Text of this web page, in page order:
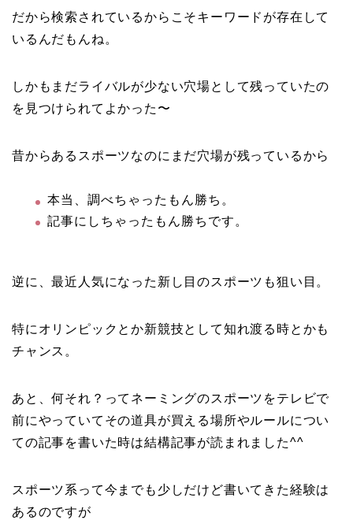
だから検索されているからこそキーワードが存在して
いるんだもんね。
しかもまだライバルが少ない穴場として残っていたの
を見つけられてよかった〜
昔からあるスポーツなのにまだ穴場が残っているから
本当、調べちゃったもん勝ち。
記事にしちゃったもん勝ちです。
逆に、最近人気になった新し目のスポーツも狙い目。
特にオリンピックとか新競技として知れ渡る時とかも
チャンス。
あと、何それ？ってネーミングのスポーツをテレビで
前にやっていてその道具が買える場所やルールについ
ての記事を書いた時は結構記事が読まれました^^
スポーツ系って今までも少しだけど書いてきた経験は
あるのですが